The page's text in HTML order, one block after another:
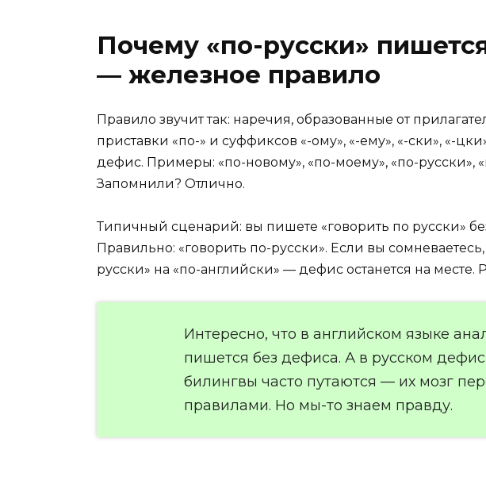
Почему «по-русски»
— железное правило
Правило звучит так: наречия, образованные от
приставки «по-» и суффиксов «-ому», «-ему», «-ски», «-
дефис. Примеры: «по-новому», «по-моему», «по-русски»,
Запомнили? Отлично.
Типичный сценарий: вы пишете «говорить по русски»
Правильно: «говорить по-русски». Если вы
русски» на «по-английски» — дефис останется на месте.
Интересно, что в английском языке
пишется без дефиса. А в русском
билингвы часто путаются — их мозг
правилами. Но мы-то знаем правду.